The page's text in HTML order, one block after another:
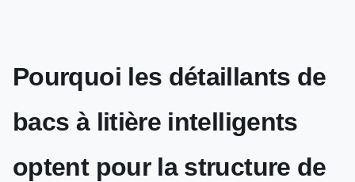
Pourquoi les détaillants de
bacs à litière intelligents
optent pour la structure de